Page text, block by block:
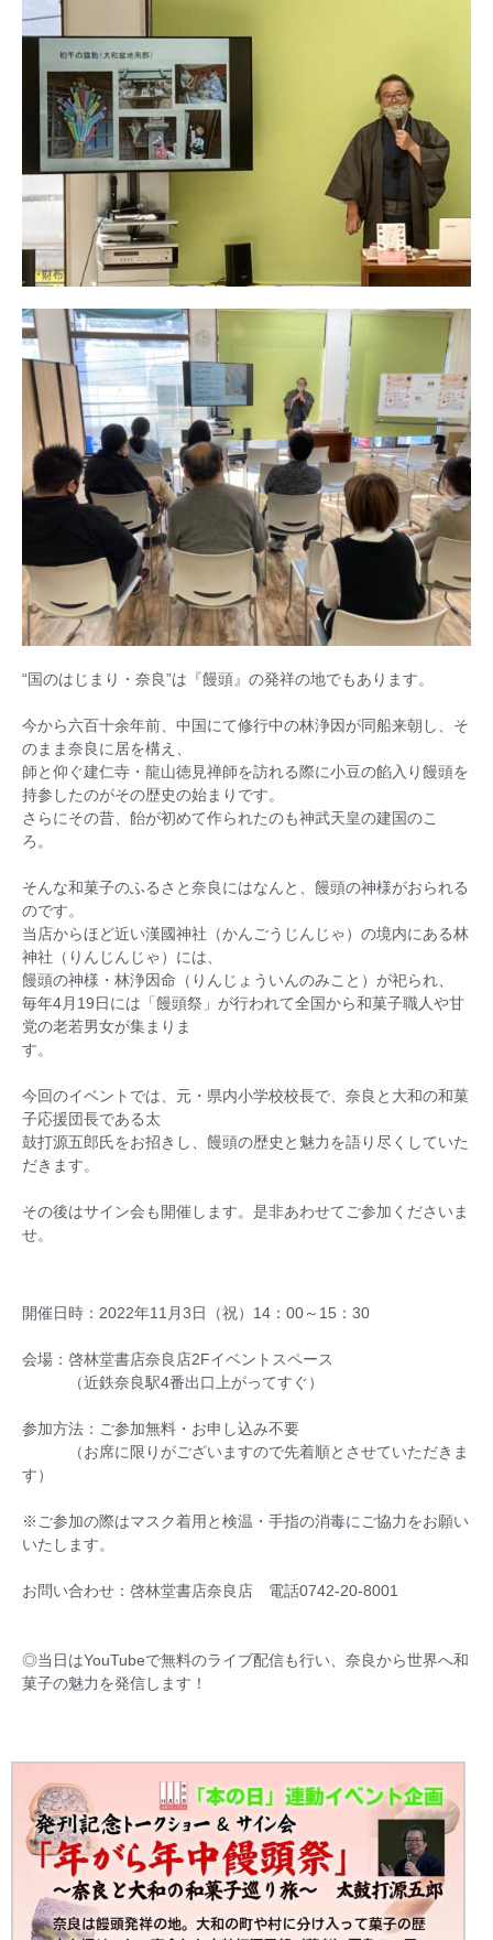
“国のはじまり・奈良”は『饅頭』の発祥の地でもあります。
今から六百十余年前、中国にて修行中の林浄因が同船来朝し、そ
のまま奈良に居を構え、
師と仰ぐ建仁寺・龍山徳見禅師を訪れる際に小豆の餡入り饅頭を
持参したのがその歴史の始まりです。
さらにその昔、飴が初めて作られたのも神武天皇の建国のこ
ろ。
そんな和菓子のふるさと奈良にはなんと、饅頭の神様がおられる
のです。
当店からほど近い漢國神社（かんごうじんじゃ）の境内にある林
神社（りんじんじゃ）には、
饅頭の神様・林浄因命（りんじょういんのみこと）が祀られ、
毎年4月19日には「饅頭祭」が行われて全国から和菓子職人や甘
党の老若男女が集まりま
す
今回のイベントでは、元・県内小学校校長で、奈良と大和の和菓
子応援団長である太
鼓打源五郎氏をお招きし、饅頭の歴史と魅力を語り尽くしていた
だきます。
その後はサイン会も開催します。是非あわせてご参加くださいま
せ。
開催日時：2022年11月3日（祝）14：00～15：30
会場：啓林堂書店奈良店2Fイベントスペース
（近鉄奈良駅4番出口上がってすぐ）
参加方法：ご参加無料・お申し込み不要
（お席に限りがございますので先着順とさせていただきま
す）
※ご参加の際はマスク着用と検温・手指の消毒にご協力をお願い
いたします。
お問い合わせ：啓林堂書店奈良店 電話0742-20-8001
◎当日はYouTubeで無料のライブ配信も行い、奈良から世界へ和
菓子の魅力を発信します！